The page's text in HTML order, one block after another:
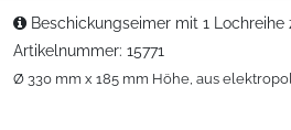
Beschickungseimer mit 1
Artikelnummer: 15771
Ø 330 mm x 185 mm Höhe, aus